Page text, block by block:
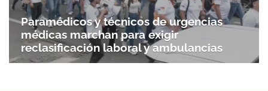
Paramédicos y técnicos de urgencias
médicas marchan para exigir
reclasificación laboral y ambulancias